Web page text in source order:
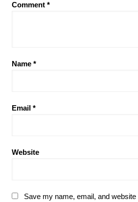
Comment *
Name *
Email *
Website
Save my name, email, and